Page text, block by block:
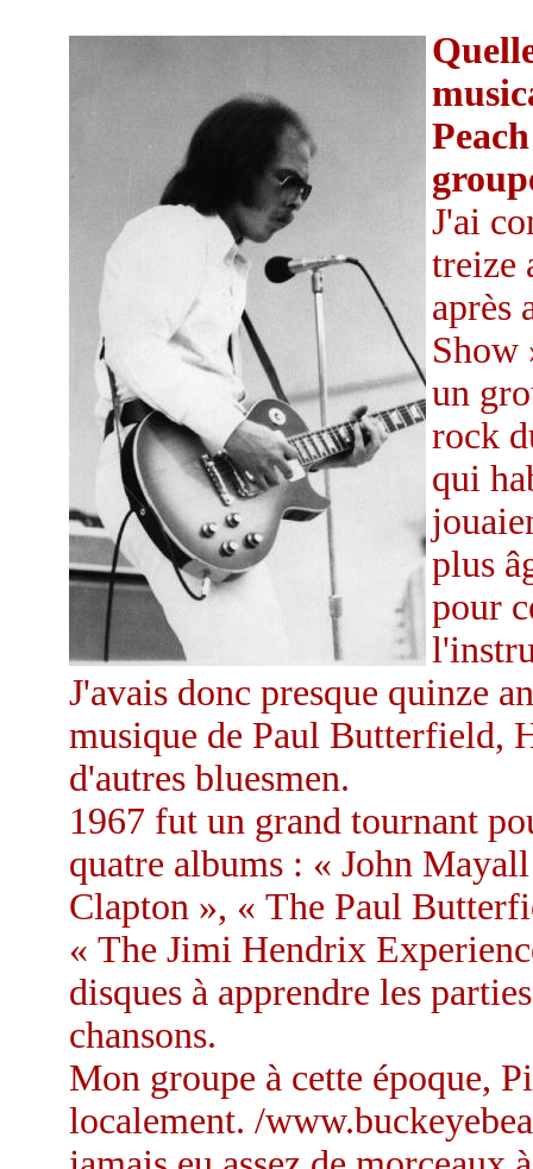
J'ai
treize
après
Show
un
rock
qui
plus
pour
J'avais donc presque quinze
musique de Paul Butterfield,
d'autres bluesmen.
1967 fut un grand tournant
quatre albums : « John
Clapton », « The Paul
« The Jimi Hendrix
disques à apprendre les
chansons.
Mon groupe à cette époque,
localement. /